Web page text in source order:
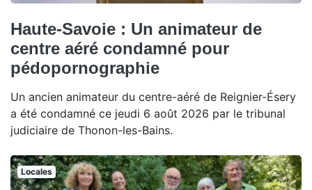
Haute-Savoie : Un animateur de
centre aéré condamné pour
pédopornographie
Un ancien animateur du centre-aéré de Reignier-Ésery
a été condamné ce jeudi 6 août 2026 par le tribunal
judiciaire de Thonon-les-Bains.
Locales